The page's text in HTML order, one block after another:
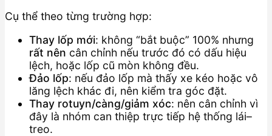
Cụ thể theo từng trường hợp:
Thay lốp mới: không “bắt buộc” 100% nhưng
rất nên cân chỉnh nếu trước đó có dấu hiệu
lệch, hoặc lốp cũ mòn không đều.
Đảo lốp: nếu đảo lốp mà thấy xe kéo hoặc vô
lăng lệch khác đi, nên kiểm tra góc đặt.
Thay rotuyn/càng/giảm xóc: nên cân chỉnh vì
đây là nhóm can thiệp trực tiếp hệ thống lái–
treo.